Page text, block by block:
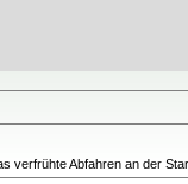
Abfahren an der